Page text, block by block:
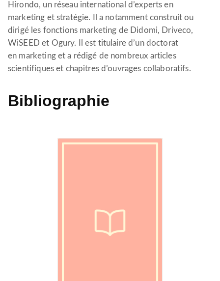
Hirondo, un réseau international d’experts en
marketing et stratégie. Il a notamment construit ou
dirigé les fonctions marketing de Didomi, Driveco,
WiSEED et Ogury. Il est titulaire d’un doctorat
en marketing et a rédigé de nombreux articles
scientifiques et chapitres d’ouvrages collaboratifs.
Bibliographie